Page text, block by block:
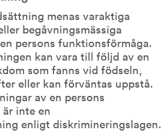
menas varaktiga
begåvningsmässiga
persons funktionsförmåga.
kan vara till följd av en
som fanns vid födseln,
eller kan förväntas uppstå.
av en persons
inte en
enligt diskrimineringslagen.